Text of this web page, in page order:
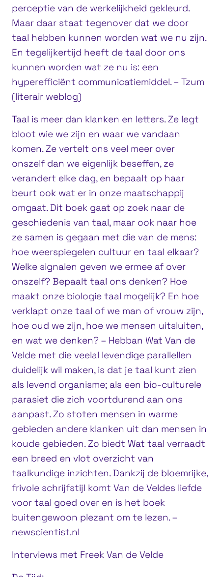
perceptie van de werkelijkheid gekleurd.
Maar daar staat tegenover dat we door
taal hebben kunnen worden wat we nu zijn.
En tegelijkertijd heeft de taal door ons
kunnen worden wat ze nu is: een
hyperefficiënt communicatiemiddel. – Tzum
(literair weblog)
Taal is meer dan klanken en letters. Ze legt
bloot wie we zijn en waar we vandaan
komen. Ze vertelt ons veel meer over
onszelf dan we eigenlijk beseffen, ze
verandert elke dag, en bepaalt op haar
beurt ook wat er in onze maatschappij
omgaat. Dit boek gaat op zoek naar de
geschiedenis van taal, maar ook naar hoe
ze samen is gegaan met die van de mens:
hoe weerspiegelen cultuur en taal elkaar?
Welke signalen geven we ermee af over
onszelf? Bepaalt taal ons denken? Hoe
maakt onze biologie taal mogelijk? En hoe
verklapt onze taal of we man of vrouw zijn,
hoe oud we zijn, hoe we mensen uitsluiten,
en wat we denken? – Hebban Wat Van de
Velde met die veelal levendige parallellen
duidelijk wil maken, is dat je taal kunt zien
als levend organisme; als een bio-culturele
parasiet die zich voortdurend aan ons
aanpast. Zo stoten mensen in warme
gebieden andere klanken uit dan mensen in
koude gebieden. Zo biedt Wat taal verraadt
een breed en vlot overzicht van
taalkundige inzichten. Dankzij de bloemrijke,
frivole schrijfstijl komt Van de Veldes liefde
voor taal goed over en is het boek
buitengewoon plezant om te lezen. –
newscientist.nl
Interviews met Freek Van de Velde